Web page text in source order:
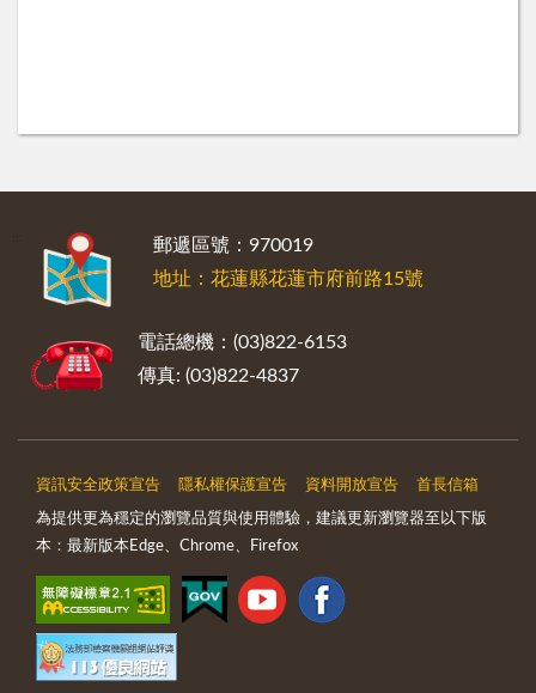
郵遞區號：970019
地址：花蓮縣花蓮市府前路15號
電話總機：(03)822-6153
傳真: (03)822-4837
資訊安全政策宣告 隱私權保護宣告 資料開放宣告 首長信箱
為提供更為穩定的瀏覽品質與使用體驗，建議更新瀏覽器至以下版
本：最新版本Edge、Chrome、Firefox